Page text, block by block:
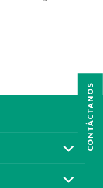
CONTÁCTANOS